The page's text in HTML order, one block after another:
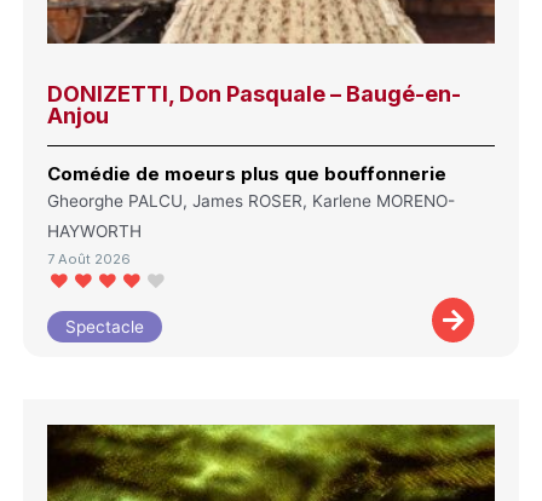
DONIZETTI, Don Pasquale – Baugé-en-
Anjou
Comédie de moeurs plus que bouffonnerie
Gheorghe PALCU, James ROSER, Karlene MORENO-
HAYWORTH
7 Août 2026
Spectacle